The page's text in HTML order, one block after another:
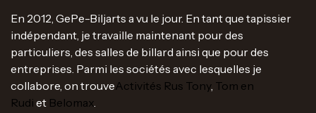
En 2012, GePe-Biljarts a vu le jour. En tant que tapissier
indépendant, je travaille maintenant pour des
particuliers, des salles de billard ainsi que pour des
entreprises. Parmi les sociétés avec lesquelles je
collabore, on trouveActivités Rus Tony, Tom en
Rudi et Belomax